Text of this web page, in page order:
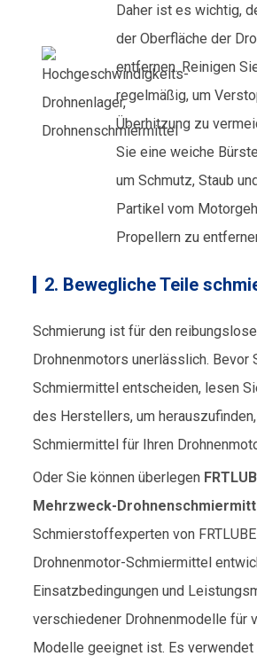
Daher ist es wichtig,
der Oberfläche der
entfernen. Reinigen
regelmäßig, um
Überhitzung zu
Sie eine weiche
um Schmutz, Staub
Partikel vom
Propellern zu
2. Bewegliche Teile
Schmierung ist für den
Drohnenmotors unerlässlich. Bevor
Schmiermittel entscheiden, lesen
des Herstellers, um
Schmiermittel für Ihren
Oder Sie können überlegen
Mehrzweck-
Schmierstoffexperten von
Drohnenmotor-Schmiermittel
Einsatzbedingungen und
verschiedener Drohnenmodelle für
Modelle geeignet ist. Es verwendet